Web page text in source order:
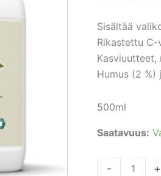
Sisältää
Rikastettu C-
Kasviuutteet,
Humus (2 %)
500ml
Saatavuus:
- +